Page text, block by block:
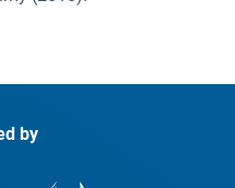
by